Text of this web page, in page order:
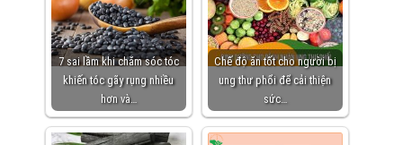
7 sai lầm khi chăm sóc tóc
khiến tóc gãy rụng nhiều
hơn và…
Chế độ ăn tốt cho người bị
ung thư phổi để cải thiện
sức…